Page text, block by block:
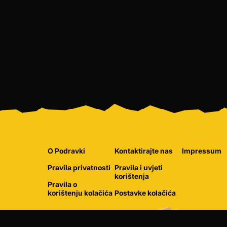
O Podravki
Pravila privatnosti
Pravila o
korištenju kolačića
Kontaktirajte nas
Pravila i uvjeti
korištenja
Postavke kolačića
Impressum